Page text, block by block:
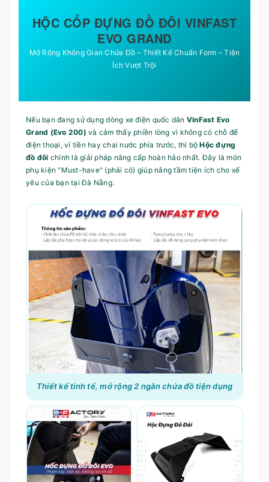
HỘC CỐP ĐỰNG ĐỒ ĐÔI VINFAST
EVO GRAND
Mở Rộng Không Gian Chứa Đồ – Thiết Kế Chuẩn Form – Tiện
Ích Vượt Trội
Nếu bạn đang sử dụng dòng xe điện quốc dân VinFast Evo
Grand (Evo 200) và cảm thấy phiền lòng vì không có chỗ để
điện thoại, ví tiền hay chai nước phía trước, thì bộHộc đựng
đồ đôi chính là giải pháp nâng cấp hoàn hảo nhất. Đây là món
phụ kiện "Must-have" (phải có) giúp nâng tầm tiện ích cho xế
yêu của bạn tại Đà Nẵng.
Thiết kế tinh tế, mở rộng 2 ngăn chứa đồ tiện dụng